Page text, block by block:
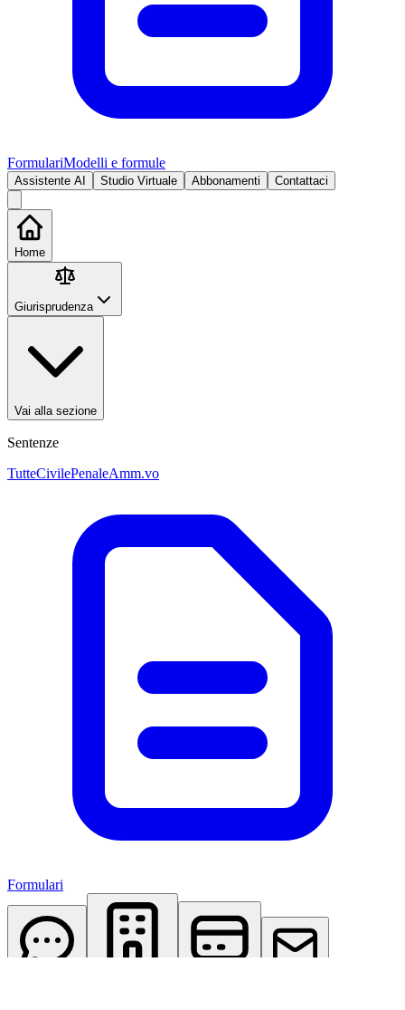
FormulariModelli e formule
Assistente AI Studio Virtuale Abbonamenti Contattaci
Home
Giurisprudenza
Vai alla sezione
Sentenze
TutteCivilePenaleAmm.vo
Formulari